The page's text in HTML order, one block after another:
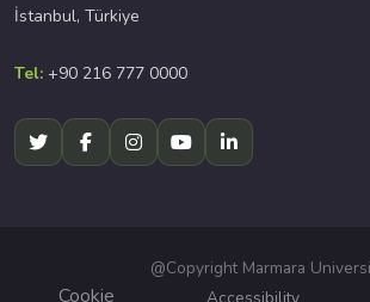
İstanbul, Türkiye
Tel: +90 216 777 0000
@Copyright Marmara
Cookie